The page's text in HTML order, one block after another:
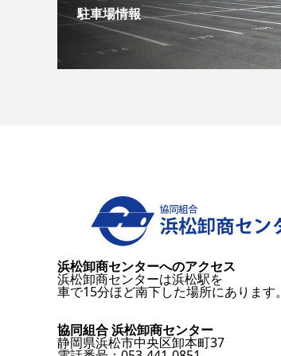
駐車場情報
浜松卸商センターへのアクセス
浜松卸商センターは浜松駅を
車で15分ほど南下した場所にあります。
協同組合 浜松卸商センター
静岡県浜松市中央区卸本町37